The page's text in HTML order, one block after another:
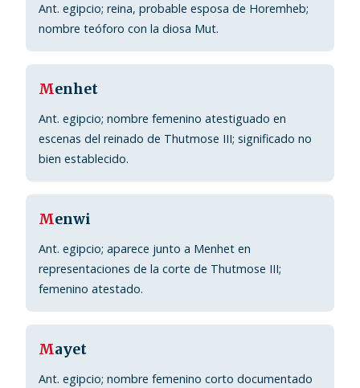
Ant. egipcio; reina, probable esposa de Horemheb;
nombre teóforo con la diosa Mut.
Menhet
Ant. egipcio; nombre femenino atestiguado en
escenas del reinado de Thutmose III; significado no
bien establecido.
Menwi
Ant. egipcio; aparece junto a Menhet en
representaciones de la corte de Thutmose III;
femenino atestado.
Mayet
Ant. egipcio; nombre femenino corto documentado